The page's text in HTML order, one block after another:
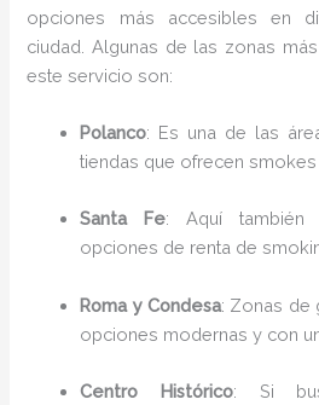
opciones más accesibles en
ciudad. Algunas de las zonas
este servicio son:
Polanco: Es una de las
tiendas que ofrecen smokes
Santa Fe: Aquí también
opciones de renta de
Roma y Condesa: Zonas de
opciones modernas y con
Centro Histórico: Si